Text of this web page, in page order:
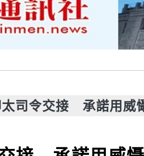
司令交接 承諾用威